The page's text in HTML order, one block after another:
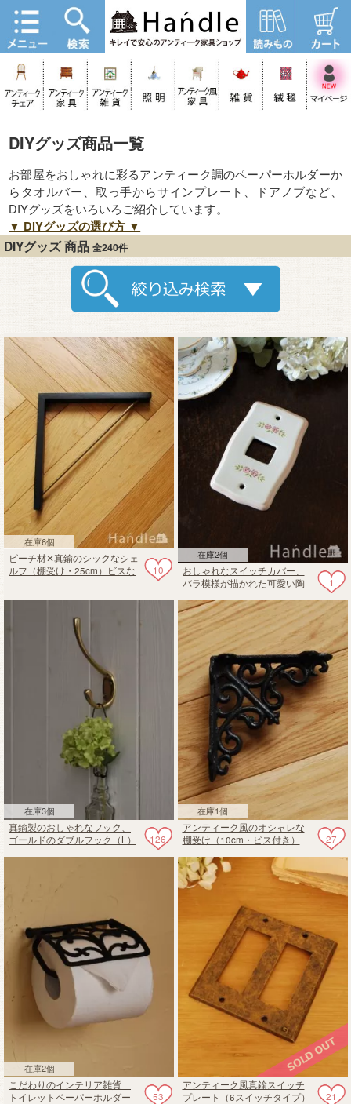
DIYグッズ商品一覧
お部屋をおしゃれに彩るアンティーク調のペーパーホルダーか
らタオルバー、取っ手からサインプレート、ドアノブなど、
DIYグッズをいろいろご紹介しています。
▼ DIYグッズの選び方 ▼
DIYグッズ 商品 全240件
在庫6個
10
ビーチ材✕真鍮のシックなシェ
ルフ（棚受け・25cm）ビスな
在庫2個
1
おしゃれなスイッチカバー、
バラ模様が描かれた可愛い陶
ングルタイプ）
在庫3個
126
真鍮製のおしゃれなフック、
ゴールドのダブルフック（L）
在庫1個
27
アンティーク風のオシャレな
棚受け（10cm・ビス付き）
在庫2個
53
こだわりのインテリア雑貨
トイレットペーパーホルダー
21
アンティーク風真鍮スイッチ
プレート（6スイッチタイプ）